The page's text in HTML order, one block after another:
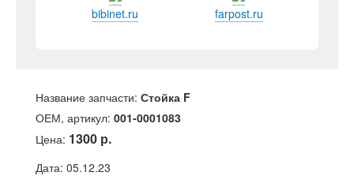
bibinet.ru farpost.ru
Название запчасти: Стойка F
ОЕМ, артикул: 001-0001083
Цена: 1300 р.
Дата: 05.12.23